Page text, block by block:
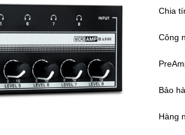
Chia
Công
Bảo
Hàng